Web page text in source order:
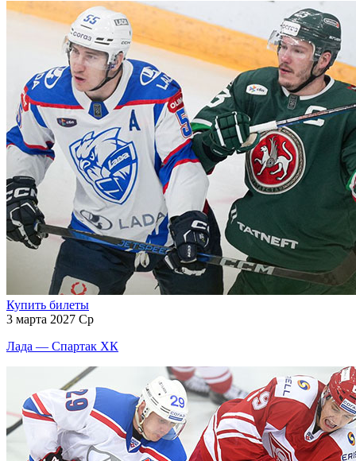
Купить билеты
3 марта 2027 Ср
Лада — Спартак ХК